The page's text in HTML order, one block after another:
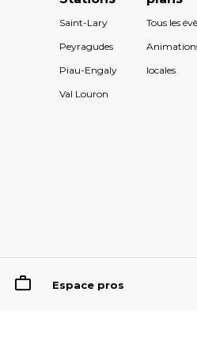
Saint-Lary
Peyragudes
Piau-Engaly
Val Louron
Tous les
locales
Espace pros